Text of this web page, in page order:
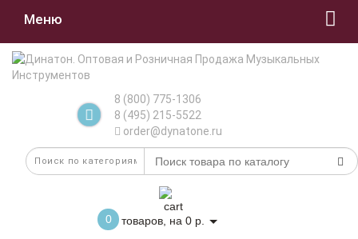
Меню
8 (800) 775-1306
8 (495) 215-5522
order@dynatone.ru
0 товаров, на 0 р.